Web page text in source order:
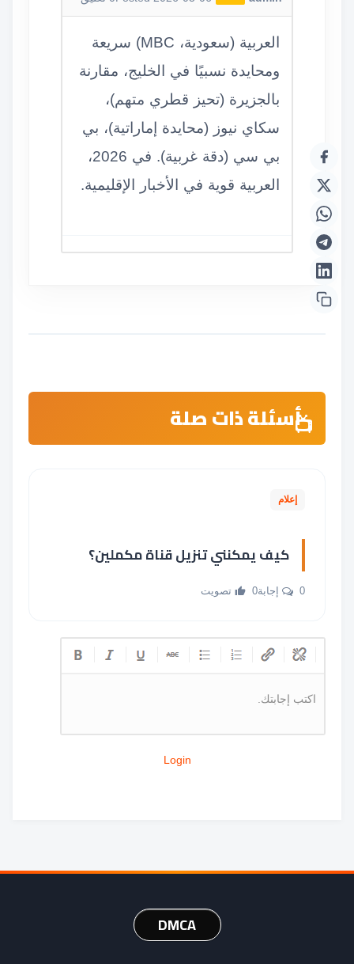
العربية (سعودية، MBC) سريعة
ومحايدة نسبيًا في الخليج، مقارنة
بالجزيرة (تحيز قطري متهم)،
سكاي نيوز (محايدة إماراتية)، بي
بي سي (دقة غربية). في 2026،
العربية قوية في الأخبار الإقليمية.
أسئلة ذات صلة
إعلام
كيف يمكنني تنزيل قناة مكملين؟
0 إجابة 0 تصويت
اكتب إجابتك.
Login
DMCA